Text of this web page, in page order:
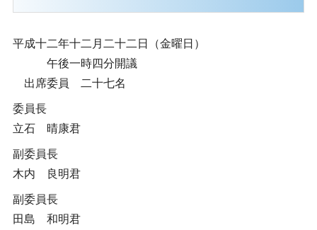
平成十二年十二月二十二日（金曜日）
午後一時四分開議
出席委員 二十七名
委員長
立石 晴康君
副委員長
木内 良明君
副委員長
田島 和明君